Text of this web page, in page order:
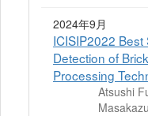
2024年9月
ICISIP2022
Detection of
Processing
Atsushi